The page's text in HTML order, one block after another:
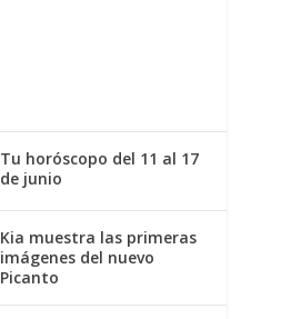
Tu horóscopo del 11 al 17
de junio
Kia muestra las primeras
imágenes del nuevo
Picanto